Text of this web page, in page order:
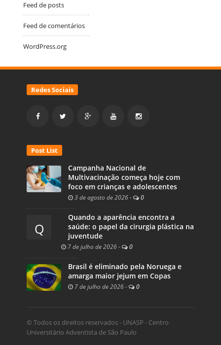
Feed de posts
Feed de comentários
WordPress.org
Redes Sociais
Post List
Campanha Nacional de
Multivacinação começa hoje com
foco em crianças e adolescentes
3 de agosto de 2026 - 0
Q
Quando a aparência encontra a
saúde: o papel da cirurgia plástica na
juventude
7 de julho de 2026 - 0
Brasil é eliminado pela Noruega e
amarga maior jejum em Copas
7 de julho de 2026 - 0
© Todos os direitos reservados - UNASP - Centro
Universitário Adventista de São Paulo